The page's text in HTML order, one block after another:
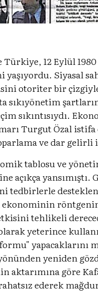
Türkiye, 12 Eylül
yaşıyordu. Siyasal
otoriter bir çizgiyle
sıkıyönetim
sıkıntısıydı.
Turgut Özal
ve dar gelirli
tablosu ve
açıkça
tedbirlerle
ekonominin
tehlikeli
yeterince
yeniden
aktarımına göre
ederek